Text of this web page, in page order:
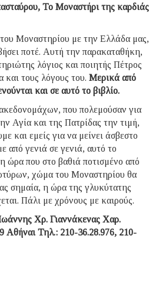
Το Μονα­στήρι της καρδιάς
Μοναστηρίου με την Ελ­λά­δα μας,
ποτέ. Αυτή την παρακαταθήκη,
λό­γιος και ποιητής Πέτρος
και τους λόγους του. Μερικά από
και σε αυτό το βιβλίο.
που πολε­μού­­σαν για
Αγία και της Πα­τρίδας την τιμή,
και εμείς για να μείνει άσβεστο
από γενιά σε γενιά, αυτό το
ώρα που στο βαθιά ποτισμένο από
χώμα του Μο­ναστηρίου θα
σημαία, η ώρα της γλυκύτατης
Πάλι με χρόνους με καιρούς.
Χρ. Γιαννάκενας Χαρ.
Αθήναι Τηλ.: 210-36.28.976, 210-